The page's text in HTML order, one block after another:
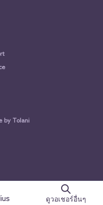
by Tolani
ดูวอเชอร์อื่นๆ